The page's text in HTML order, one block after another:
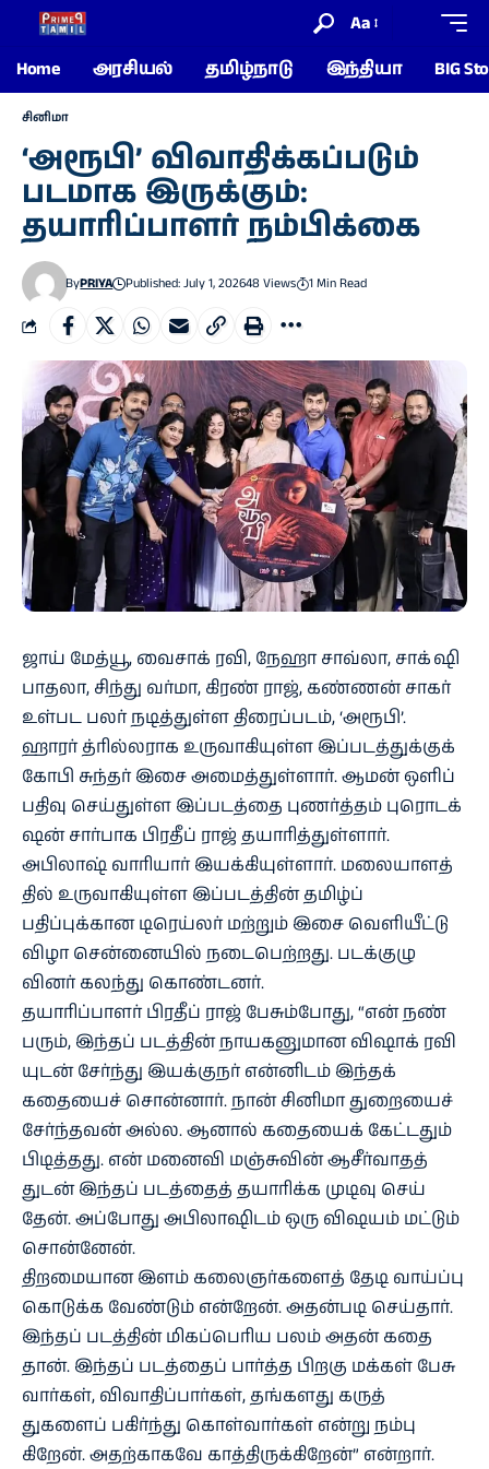
Aa
Home
அரசியல் தமிழ்நாடு இந்தியா BIG
சினிமா
‘அரூபி’ விவா​திக்​கப்​படும்
படமாக இருக்​கும்:
தயாரிப்பாளர் நம்பிக்கை
ByPRIYA Published: July 1, 202648 Views 1 Min Read
ஜாய் மேத்​யூ, வைசாக் ரவி, நேஹா சாவ்​லா, சாக் ஷி
பாதலா, சிந்து வர்​மா, கிரண் ராஜ், கண்​ணன் சாகர்
உள்பட பலர் நடித்​துள்ள திரைப்​படம், ‘அரூபி’.
ஹாரர் த்ரில்​ல​ராக உரு​வாகி​யுள்ள இப்​படத்​துக்​குக்
கோபி சுந்​தர் இசை அமைத்​துள்​ளார். ஆமன் ஒளிப்​
ப​திவு செய்​துள்ள இப்​படத்தை புணர்த்​தம் புரொடக்
ஷன் சார்​பாக பிரதீப் ராஜ் தயாரித்துள்​ளார்.
அபிலாஷ் வாரி​யார் இயக்​கி​யுள்​ளார். மலையாளத்​
தில் உரு​வாகி​யுள்ள இப்​படத்​தின் தமிழ்ப்
பதிப்புக்கான டிரெய்​லர் மற்​றும் இசை வெளி​யீட்டு
விழா சென்னை​யில் நடை​பெற்​றது. படக்​குழு​
வினர் கலந்து கொண்டனர்.
தயாரிப்​பாளர் பிரதீப் ராஜ் பேசும்​போது, “என் நண்​
பரும், இந்​தப் படத்​தின் நாயக​னு​மான விஷாக் ரவி​
யுடன் சேர்ந்து இயக்​குநர் என்னிடம் இந்​தக்
கதையைச் சொன்​னார். நான் சினிமா துறையைச்
சேர்ந்​தவன் அல்ல. ஆனால் கதையைக் கேட்​டதும்
பிடித்​தது. என் மனைவி மஞ்​சு​வின் ஆசீர்​வாதத்​
துடன் இந்​தப் படத்​தைத் தயாரிக்க முடிவு செய்​
தேன். அப்​போது அபிலாஷிடம் ஒரு விஷயம் மட்​டும்
சொன்​னேன்.
திறமை​யான இளம் கலைஞர்களைத் தேடி வாய்ப்பு
கொடுக்க வேண்​டும் என்​றேன். அதன்​படி செய்​தார்.
இந்​தப் படத்​தின் மிகப்​பெரிய பலம் அதன் கதை​
தான். இந்​தப் படத்​தைப் பார்த்த பிறகு மக்​கள் பேசு​
வார்​கள், விவா​திப்​பார்​கள், தங்​களது கருத்​
துகளைப் பகிர்ந்து கொள்​வார்​கள் என்று நம்​பு​
கிறேன். அதற்​காகவே காத்​திருக்​கிறேன்” என்​றார்​.